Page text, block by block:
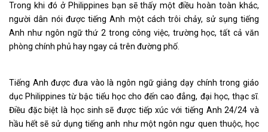
Trong khi đó ở Philippines bạn sẽ thấy một điều hoàn toàn khác,
người dân nói được tiếng Anh một cách trôi chảy, sử sụng tiếng
Anh như ngôn ngữ thứ 2 trong công việc, trường học, tất cả văn
phòng chính phủ hay ngay cả trên đường phố.
Tiếng Anh được đưa vào là ngôn ngữ giảng dạy chính trong giáo
dục Philippines từ bậc tiểu học cho đến cao đẳng, đại học, thạc sĩ.
Điều đặc biệt là học sinh sẽ được tiếp xúc với tiếng Anh 24/24 và
hầu hết sẽ sử dụng tiếng anh như một ngôn ngư quen thuộc, học